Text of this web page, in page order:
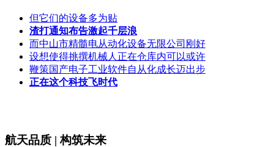
但它们的设备多为贴
渣打通知布告激起千层浪
而中山市精髓电从动化设备无限公司刚好
设想使得挑撰机械人正在仓库内可以或许
鞭策国产电子工业软件自从化成长迈出步
正在这个科技飞时代
航天品质 | 构筑未来